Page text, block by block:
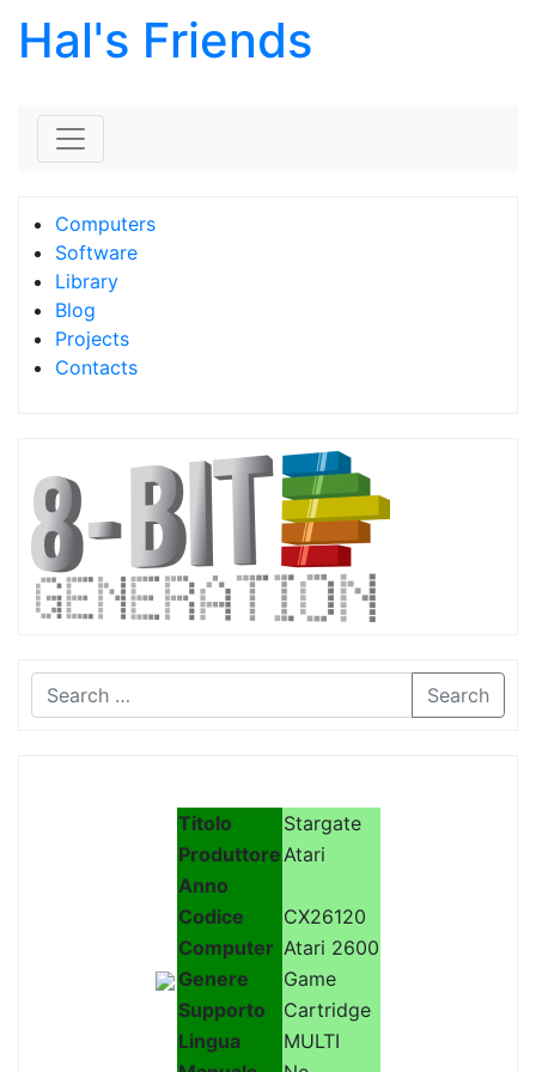
Hal's Friends
Computers
Software
Library
Blog
Projects
Contacts
Search
Titolo
Stargate
ProduttoreAtari
Anno
Codice
CX26120
Computer Atari 2600
Genere
Game
Supporto
Cartridge
Lingua
MULTI